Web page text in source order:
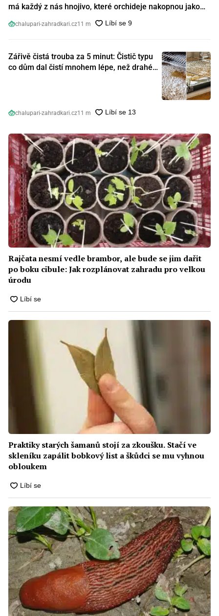
má každý z nás hnojivo, které orchideje nakopnou jako
chalupari-zahradkari.cz11 m
Zářivě čistá trouba za 5 minut: Čistič typu
co dům dal čistí mnohem lépe, než drahé
chalupari-zahradkari.cz11 m
Rajčata nesmí vedle brambor, ale bude se jim dařit
po boku cibule: Jak rozplánovat zahradu pro velkou
úrodu
Praktiky starých šamanů stojí za zkoušku. Stačí ve
skleníku zapálit bobkový list a škůdci se mu vyhnou
obloukem